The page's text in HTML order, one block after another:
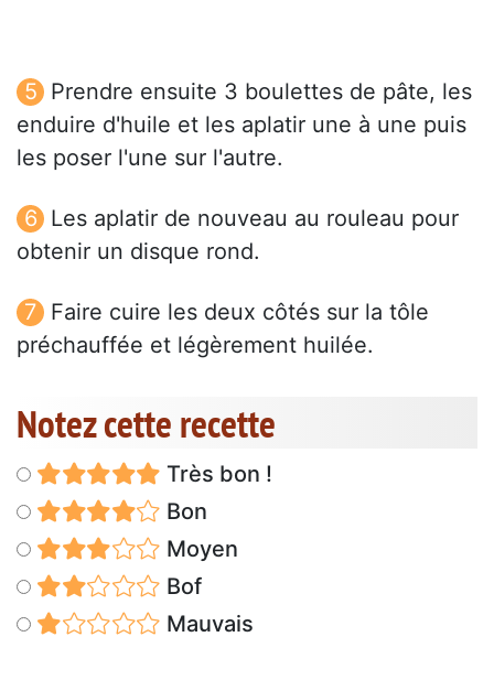
Prendre ensuite 3 boulettes de pâte, les
enduire d'huile et les aplatir une à une puis
les poser l'une sur l'autre.
Les aplatir de nouveau au rouleau pour
obtenir un disque rond.
Faire cuire les deux côtés sur la tôle
préchauffée et légèrement huilée.
Notez cette recette
Très bon !
Bon
Moyen
Bof
Mauvais